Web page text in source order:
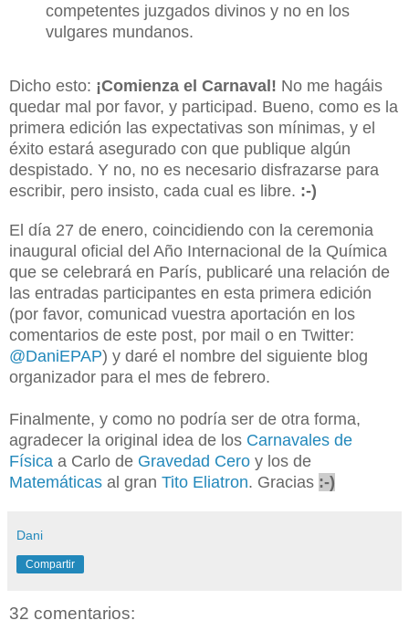
competentes juzgados divinos y no en los
vulgares mundanos.
Dicho esto: ¡Comienza el Carnaval! No me hagáis
quedar mal por favor, y participad. Bueno, como es la
primera edición las expectativas son mínimas, y el
éxito estará asegurado con que publique algún
despistado. Y no, no es necesario disfrazarse para
escribir, pero insisto, cada cual es libre. :-)
El día 27 de enero, coincidiendo con la ceremonia
inaugural oficial del Año Internacional de la Química
que se celebrará en París, publicaré una relación de
las entradas participantes en esta primera edición
(por favor, comunicad vuestra aportación en los
comentarios de este post, por mail o en Twitter:
@DaniEPAP) y daré el nombre del siguiente blog
organizador para el mes de febrero.
Finalmente, y como no podría ser de otra forma,
agradecer la original idea de los Carnavales de
Física a Carlo de Gravedad Cero y los de
Matemáticas al gran Tito Eliatron. Gracias :-)
Dani
Compartir
32 comentarios: